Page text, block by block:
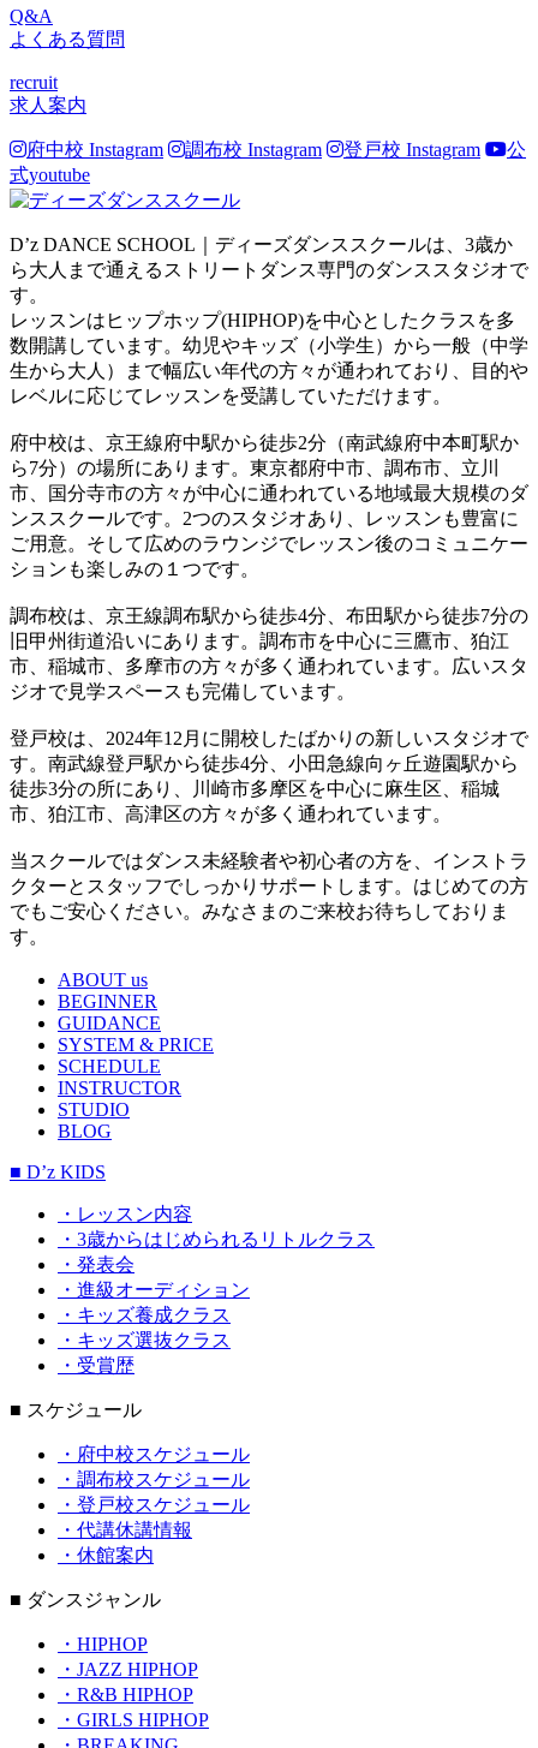
Q&A
よくある質問
recruit
求人案内
府中校 Instagram 調布校 Instagram 登戸校 Instagram
公
式youtube
D’z DANCE SCHOOL｜ディーズダンススクールは、3歳か
ら大人まで通えるストリートダンス専門のダンススタジオで
す。
レッスンはヒップホップ(HIPHOP)を中心としたクラスを多
数開講しています。幼児やキッズ（小学生）から一般（中学
生から大人）まで幅広い年代の方々が通われており、目的や
レベルに応じてレッスンを受講していただけます。
府中校は、京王線府中駅から徒歩2分（南武線府中本町駅か
ら7分）の場所にあります。東京都府中市、調布市、立川
市、国分寺市の方々が中心に通われている地域最大規模のダ
ンススクールです。2つのスタジオあり、レッスンも豊富に
ご用意。そして広めのラウンジでレッスン後のコミュニケー
ションも楽しみの１つです。
調布校は、京王線調布駅から徒歩4分、布田駅から徒歩7分の
旧甲州街道沿いにあります。調布市を中心に三鷹市、狛江
市、稲城市、多摩市の方々が多く通われています。広いスタ
ジオで見学スペースも完備しています。
登戸校は、2024年12月に開校したばかりの新しいスタジオで
す。南武線登戸駅から徒歩4分、小田急線向ヶ丘遊園駅から
徒歩3分の所にあり、川崎市多摩区を中心に麻生区、稲城
市、狛江市、高津区の方々が多く通われています。
当スクールではダンス未経験者や初心者の方を、インストラ
クターとスタッフでしっかりサポートします。はじめての方
でもご安心ください。みなさまのご来校お待ちしておりま
す。
ABOUT us
BEGINNER
GUIDANCE
SYSTEM & PRICE
SCHEDULE
INSTRUCTOR
STUDIO
BLOG
■ D’z KIDS
・レッスン内容
・3歳からはじめられるリトルクラス
・発表会
・進級オーディション
・キッズ養成クラス
・キッズ選抜クラス
・受賞歴
■ スケジュール
・府中校スケジュール
・調布校スケジュール
・登戸校スケジュール
・代講休講情報
・休館案内
■ ダンスジャンル
・HIPHOP
・JAZZ HIPHOP
・R&B HIPHOP
・GIRLS HIPHOP